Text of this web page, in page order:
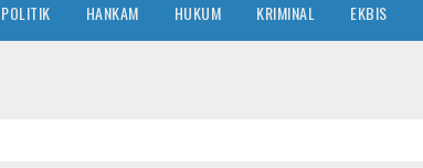
POLITIK HANKAM HUKUM KRIMINAL EKBIS